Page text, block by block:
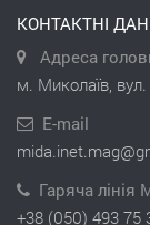
КОНТАКТНІ
Адреса
м. Миколаїв,
E-mail
Гаряча лінія
+38 (050) 493 75